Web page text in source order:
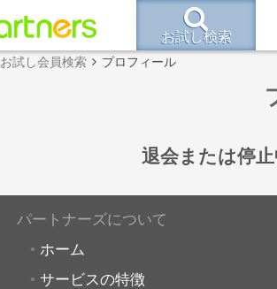
お試し検索
お試し会員検索 プロフィール
退会または停
パートナーズについて
ホーム
サービスの特徴